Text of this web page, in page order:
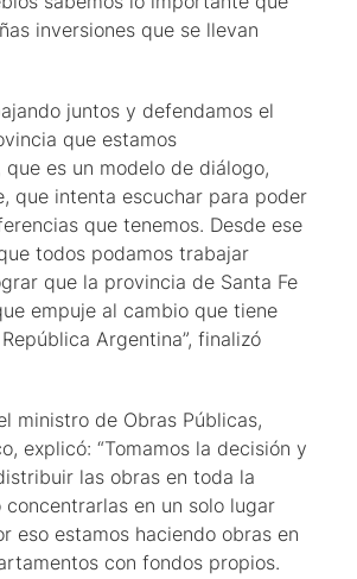
inversiones que se llevan
juntos y defendamos el
que estamos
que es un modelo de diálogo,
que intenta escuchar para poder
que tenemos. Desde ese
todos podamos trabajar
que la provincia de Santa Fe
empuje al cambio que tiene
Argentina”, finalizó
ministro de Obras Públicas,
explicó: “Tomamos la decisión y
las obras en toda la
en un solo lugar
eso estamos haciendo obras en
con fondos propios.